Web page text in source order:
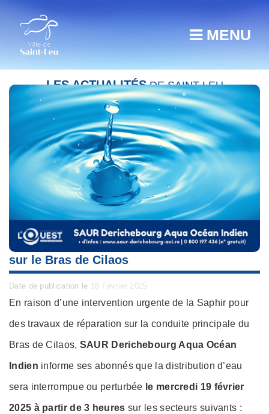
MENU
LES ACTUALITÉSDE SAINT-LEU
Interruption d’eau et travaux de réparation
sur le Bras de Cilaos
Date de publication le Posted
on
18 Février 2025
En raison d’une intervention urgente de la Saphir pour
des travaux de réparation sur la conduite principale du
Bras de Cilaos, SAUR Derichebourg Aqua Océan
Indien informe ses abonnés que la distribution d’eau
sera interrompue ou perturbée le mercredi 19 février
2025 à partir de 3 heures sur les secteurs suivants :